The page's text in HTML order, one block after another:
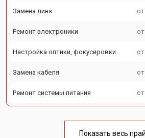
Замена линз
Ремонт электроники
Настройка оптики, фокусировки
Замена кабеля
Ремонт системы питания
Показать весь